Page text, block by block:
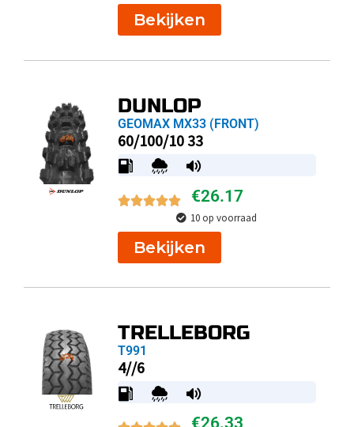
Bekijken
DUNLOP
GEOMAX MX33 (FRONT)
60/100/10 33
€26.17
10 op voorraad
Bekijken
TRELLEBORG
T991
4//6